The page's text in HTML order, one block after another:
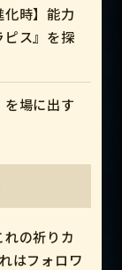
化時】能力
ピス』を探
場に出す
れの祈りカ
はフォロワ